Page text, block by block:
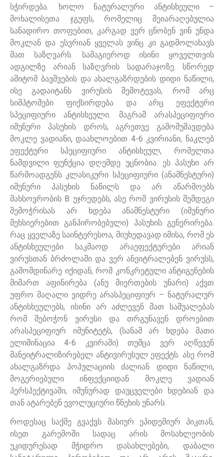
სჭირდება. ხოლო ნატურალური ანტისხეული –
მოხალისეთა ჯგუფს, რომელიც შეიარაღებულია
სანადირო თოფებით, კარგად ვერ ცნობენ ვინ უნდა
მოკლან და ესვრიან ყველას ვინც კი გადმოლახავს
მათ საზღვარს. სამაგიეროდ ისინი ყოველთვის
ადგილზე არიან საზღვრის სადარაჯოზე. სწორედ
ამიტომ ბავშვების და ახალგაზრდების დიდი ნაწილი,
ისე გადაიტანს ვირუსის შემოტევას, რომ არც
სიმპტომები ფიქსირდება და არც ეფექტური
სპეციფიური ანტისხეული. მაგრამ არასპეციფიური
იმუნური პასუხის დროს, აგრეთვე გამომუშავდება
მოკლე ვადიანი, დაახლოებით 4-6 კვირიანი, ნაკლებ
ეფექტური სპეციფიური ანტისხეულ, რომელთა
ნამდვილი ფუნქცია დღემდე უცნობია. ეს პასუხი არ
წარმოადგენს კლასიკური სპეციფიური (ანამნესტური)
იმუნური პასუხის ნაწილს და არ აწარმოებს
მახსოვრობის B უჯრედებს, ასე რომ ვირუსის შემდეგი
შემოჭრისას არ ხდება ანამნესტური (იმუნური
მეხსიერებით განპირობებული) პასუხის გენერირება.
რაც ყველაზე საინტერესოა, მიუხედავად იმისა, რომ ეს
ანტისხეულები საკმაოდ არაეფექტურები არიან
ვირუსთან ბრძოლაში და ვერ ანეიტრალებენ ვირუსს,
გამომდინარე იქიდან, რომ კონკრეტული ანტიგენების
მიმართ აფინირება (ანუ მიერთების უნარი) აქვთ
უფრო მაღალი ვიდრე არასპეციფიურ – ნატურალურ
ანტისხეულებს, ისინი არ აძლევენ მათ საშუალებას
რომ შებოჭონ ვირუსი და თრგუნავენ დროებით
არასპეციფიურ იმუნიტეტს, (სანამ არ ხდება მათი
ელიმინაცია 4-6 კვირაში) თუმცა ვერ აღწევენ
მანეიტრალიზირებელ ანტივირუსულ ეფექტს. ასე რომ
ახალგაზრდა პოპულაციის ძალიან დიდი ნაწილი,
მოგერიებული ინფექციიდან მოკლე ვადიან
პერსპექტივაში, იმუნურად დაუცველები ხდებიან და
თან ატარებენ ევოლუციური წნეხის უნარს.
როდესაც საქმე გვაქვს მასიურ ეპიდემიურ პიკთან,
ისეთ გარემოში სადაც არის მოსახლეობის
უკიდურესად მჭიდრო დასახლებები, დაბალი